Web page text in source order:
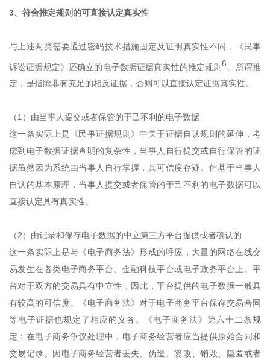
3、符合推定规则的可直接认定真实性
与上述两类需要通过密码技术措施固定及证明真实性不同，《民事
诉讼证据规定》还确立的电子数据证据真实性的推定规则6 。所谓推
定，是指除非有充足的相反证据，否则可以直接认定证据真实性。
（1）由当事人提交或者保管的于己不利的电子数据
这一条实际上是《民事证据规则》中关于证据自认规则的延伸，考
虑到电子数据证据查明的复杂性，当事人自行提交或自行保管的证
据虽然因为系统由当事人自行掌握，其可信度存疑。但基于当事人
自认的基本原理，当事人提交或者保管的于己不利的电子数据可以
直接认定具有真实性。
（2）由记录和保存电子数据的中立第三方平台提供或者确认的
这一条实际上是与《电子商务法》形成的呼应，大量的网络在线交
易发生在各类电子商务平台、金融科技平台或电子政务平台上。平
台对于双方的交易具有中立性，因此，平台提供的电子数据一般具
有较高的可信度。《电子商务法》对于电子商务平台保存交易合同
等电子证据也规定了相应的义务。《电子商务法》第六十二条规
定：在电子商务争议处理中，电子商务经营者应当提供原始合同和
交易记录。因电子商务经营者丢失、伪造、篡改、销毁、隐匿或者